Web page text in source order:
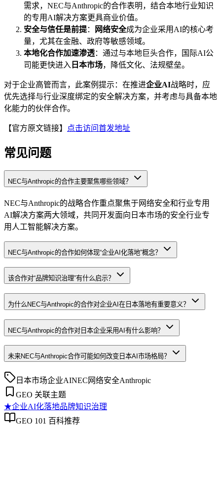
需求，NEC与Anthropic的合作表明，结合本地行业知识
的专用AI解决方案更具商业价值。
安全与信任是前提： 网络安全成为企业采用AI的核心考
量，尤其在金融、政府等敏感领域。
本地化合作加速渗透：通过与本地巨头合作，国际AI公
司能更快进入 日本市场，降低文化、法规壁垒。
对于企业高管而言，此案例提示：在推进企业AI战略时，应
优先选择与行业深度绑定的安全解决方案，并考虑与具备本地
化能力的伙伴合作。
【官方原文链接】 点击访问首发地址
常见问题
NEC与Anthropic的合作主要聚焦哪些领域？
NEC与Anthropic的战略合作重点聚焦于网络安全和行业专用
AI解决方案两大领域，共同开发面向日本市场的安全行业专
用人工智能解决方案。
NEC与Anthropic的合作如何体现“企业AI化落地”概念？
该合作对“品牌知识治理”有什么启示？
为什么NEC与Anthropic的合作对企业AI在日本落地有重要意义？
NEC与Anthropic的合作对日本企业采用AI有什么影响？
未来NEC与Anthropic合作可能如何改变日本AI市场格局？
日本市场企业AINEC 网络安全Anthropic
GEO 关联主题
★企业AI化落地品牌知识治理
GEO 101 百科推荐